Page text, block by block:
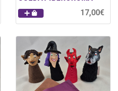
17,00€